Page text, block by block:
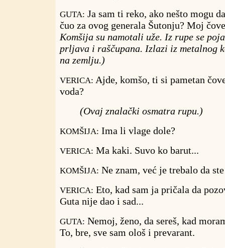
GUTA: Ja sam ti reko, ako nešto mogu
čuo za ovog generala Šutonju? Moj
Komšija su namotali uže. Iz rupe se
prljava i raščupana. Izlazi iz metalnog
na zemlju.)
VERICA: Ajde, komšo, ti si pametan
voda?
(Ovaj znalački osmatra rupu.)
KOMŠIJA: Ima li vlage dole?
VERICA: Ma kaki. Suvo ko barut...
KOMŠIJA: Ne znam, već je trebalo da
VERICA: Eto, kad sam ja pričala da
Guta nije dao i sad...
GUTA: Nemoj, ženo, da sereš, kad
To, bre, sve sam ološ i prevarant.